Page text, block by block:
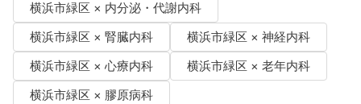
横浜市緑区 × 内分泌・代謝内科
横浜市緑区 × 腎臓内科
横浜市緑区 × 神経内科
横浜市緑区 × 心療内科
横浜市緑区 × 老年内科
横浜市緑区 × 膠原病科